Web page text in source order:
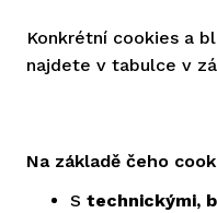
Konkrétní cookies a
najdete v tabulce v
Na základě čeho
S technickými,